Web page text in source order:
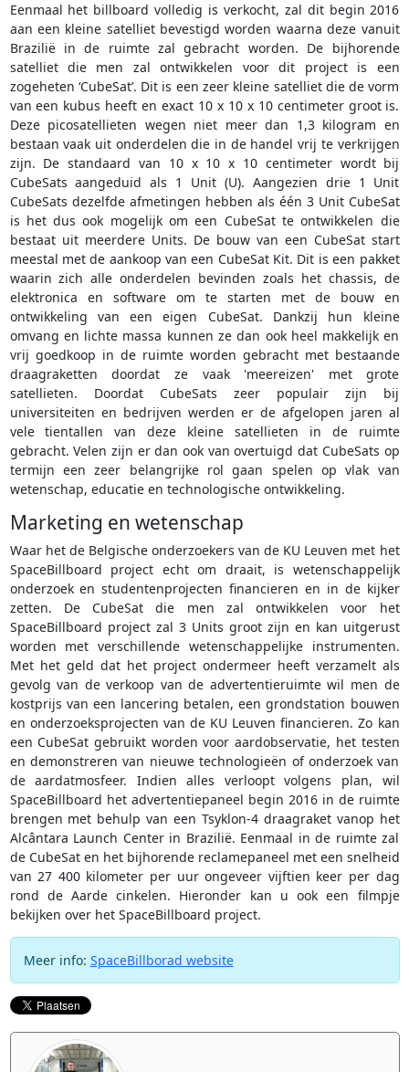
Eenmaal het billboard volledig is verkocht, zal dit begin 2016
aan een kleine satelliet bevestigd worden waarna deze vanuit
Brazilië in de ruimte zal gebracht worden. De bijhorende
satelliet die men zal ontwikkelen voor dit project is een
zogeheten ‘CubeSat’. Dit is een zeer kleine satelliet die de vorm
van een kubus heeft en exact 10 x 10 x 10 centimeter groot is.
Deze picosatellieten wegen niet meer dan 1,3 kilogram en
bestaan vaak uit onderdelen die in de handel vrij te verkrijgen
zijn. De standaard van 10 x 10 x 10 centimeter wordt bij
CubeSats aangeduid als 1 Unit (U). Aangezien drie 1 Unit
CubeSats dezelfde afmetingen hebben als één 3 Unit CubeSat
is het dus ook mogelijk om een CubeSat te ontwikkelen die
bestaat uit meerdere Units. De bouw van een CubeSat start
meestal met de aankoop van een CubeSat Kit. Dit is een pakket
waarin zich alle onderdelen bevinden zoals het chassis, de
elektronica en software om te starten met de bouw en
ontwikkeling van een eigen CubeSat. Dankzij hun kleine
omvang en lichte massa kunnen ze dan ook heel makkelijk en
vrij goedkoop in de ruimte worden gebracht met bestaande
draagraketten doordat ze vaak 'meereizen' met grote
satellieten. Doordat CubeSats zeer populair zijn bij
universiteiten en bedrijven werden er de afgelopen jaren al
vele tientallen van deze kleine satellieten in de ruimte
gebracht. Velen zijn er dan ook van overtuigd dat CubeSats op
termijn een zeer belangrijke rol gaan spelen op vlak van
wetenschap, educatie en technologische ontwikkeling.
Marketing en wetenschap
Waar het de Belgische onderzoekers van de KU Leuven met het
SpaceBillboard project echt om draait, is wetenschappelijk
onderzoek en studentenprojecten financieren en in de kijker
zetten. De CubeSat die men zal ontwikkelen voor het
SpaceBillboard project zal 3 Units groot zijn en kan uitgerust
worden met verschillende wetenschappelijke instrumenten.
Met het geld dat het project ondermeer heeft verzamelt als
gevolg van de verkoop van de advertentieruimte wil men de
kostprijs van een lancering betalen, een grondstation bouwen
en onderzoeksprojecten van de KU Leuven financieren. Zo kan
een CubeSat gebruikt worden voor aardobservatie, het testen
en demonstreren van nieuwe technologieën of onderzoek van
de aardatmosfeer. Indien alles verloopt volgens plan, wil
SpaceBillboard het advertentiepaneel begin 2016 in de ruimte
brengen met behulp van een Tsyklon-4 draagraket vanop het
Alcântara Launch Center in Brazilië. Eenmaal in de ruimte zal
de CubeSat en het bijhorende reclamepaneel met een snelheid
van 27 400 kilometer per uur ongeveer vijftien keer per dag
rond de Aarde cinkelen. Hieronder kan u ook een filmpje
bekijken over het SpaceBillboard project.
Meer info: SpaceBillborad website